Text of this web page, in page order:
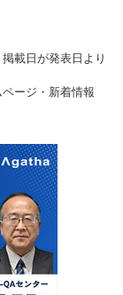
載日が発表日より
ページ・新着情報